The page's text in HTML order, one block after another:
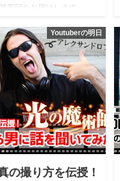
四回をお届けします。 …
Youtuberの明日
の撮り方を伝授！